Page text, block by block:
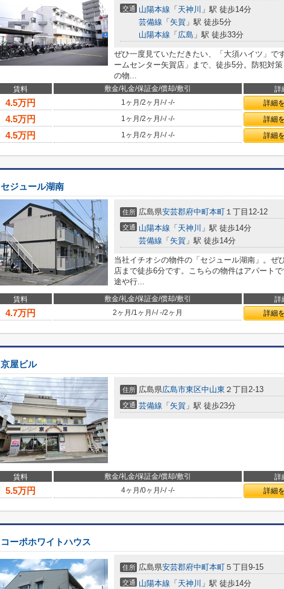
交通 山陽本線 「 天神川 」駅 徒歩14分
芸備線 「 矢賀 」駅 徒歩5分
山陽本線 「 広島 」駅 徒歩33分
ぜひ一度見ていただきたい、「大須ハイツ」で
ームセンター矢賀店」まで、徒歩5分。防犯対
の物...
賃料 敷金/礼金/保証金/償却/敷引 詳
4.5万円 1ヶ月 /2ヶ月 /-/-/- 詳細
4.5万円 1ヶ月 /2ヶ月 /-/-/- 詳細
4.5万円 1ヶ月 /2ヶ月 /-/-/- 詳細
セジュール湖南
住所 広島県安芸郡府中町本町 １丁目12-12
交通 山陽本線 「 天神川 」駅 徒歩14分
芸備線 「 矢賀 」駅 徒歩14分
当社イチオシの物件の「セジュール湖南」。ぜ
店まで徒歩6分です。こちらの物件はアパート
途や行...
賃料 敷金/礼金/保証金/償却/敷引 詳
4.7万円 2ヶ月 /1ヶ月 /-/-/2ヶ月 詳細
京屋ビル
住所 広島県広島市東区中山東 ２丁目2-13
交通 芸備線 「 矢賀 」駅 徒歩23分
賃料 敷金/礼金/保証金/償却/敷引 詳
5.5万円 4ヶ月 /0ヶ月 /-/-/- 詳細
コーポホワイトハウス
住所 広島県安芸郡府中町本町 ５丁目9-15
交通 山陽本線 「 天神川 」駅 徒歩14分